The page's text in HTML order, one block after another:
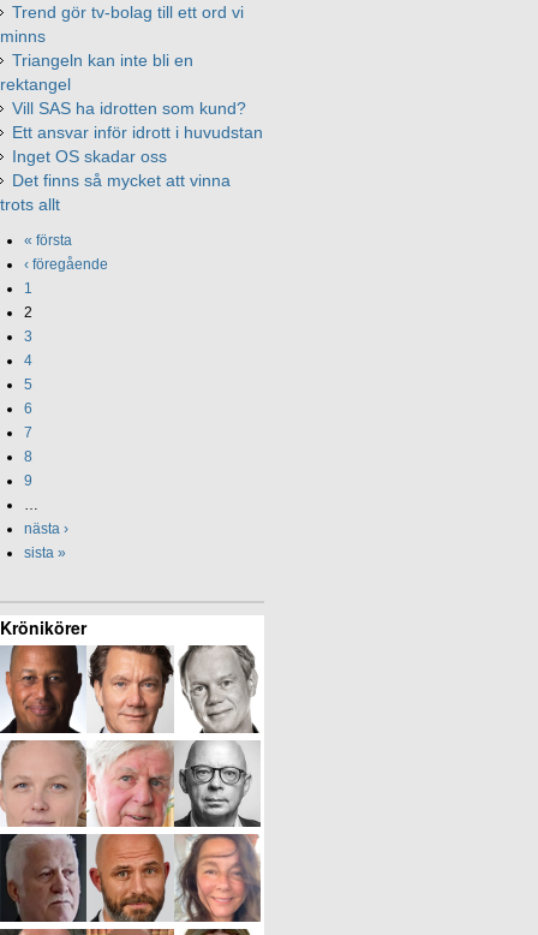
Trend gör tv-bolag till ett ord vi
minns
Triangeln kan inte bli en
rektangel
Vill SAS ha idrotten som kund?
Ett ansvar inför idrott i huvudstan
Inget OS skadar oss
Det finns så mycket att vinna
trots allt
« första
‹ föregående
1
2
3
4
5
6
7
8
9
…
nästa ›
sista »
Krönikörer